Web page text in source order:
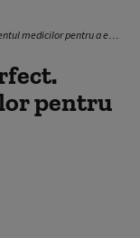
pentru a evita arsurile solare
pentru